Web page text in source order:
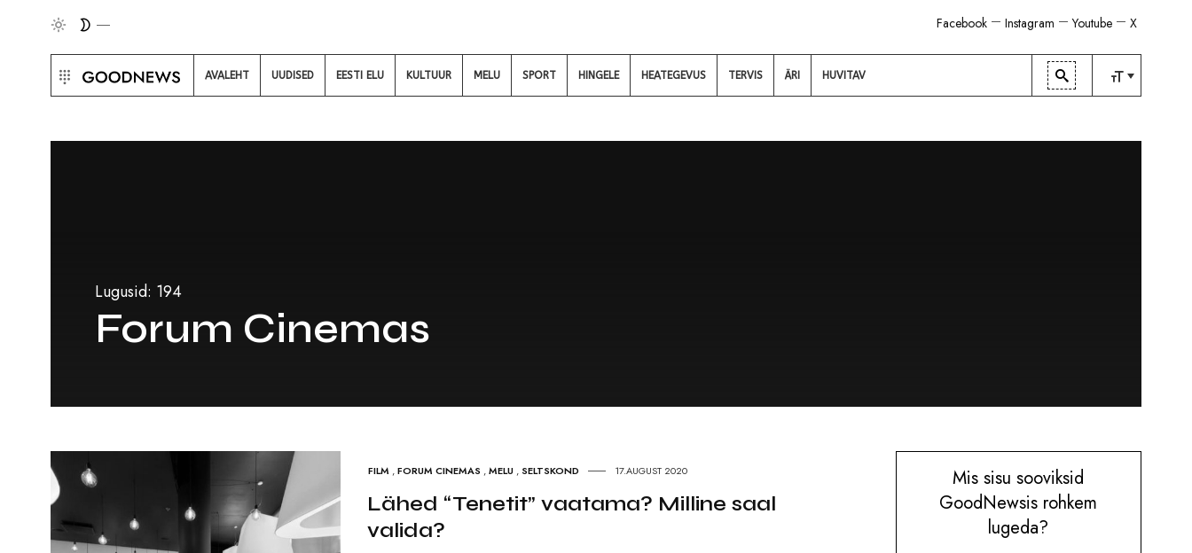
X
Youtube
Instagram
Facebook
AVALEHT UUDISED EESTI ELU KULTUUR MELU SPORT HINGELE HEATEGEVUS TERVIS ÄRI HUVITAV
KESKMINE
Lugusid: 194
Forum Cinemas
FILM ,FORUM CINEMAS ,MELU , SELTSKOND 17.AUGUST 2020
Lähed “Tenetit” vaatama? Milline saal
valida?
Mis sisu sooviksid
GoodNewsis rohkem
lugeda?